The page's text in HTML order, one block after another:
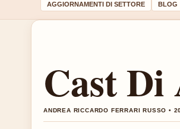
AGGIORNAMENTI DI SETTORE BLOG
Cast
ANDREA RICCARDO FERRARI RUSSO •